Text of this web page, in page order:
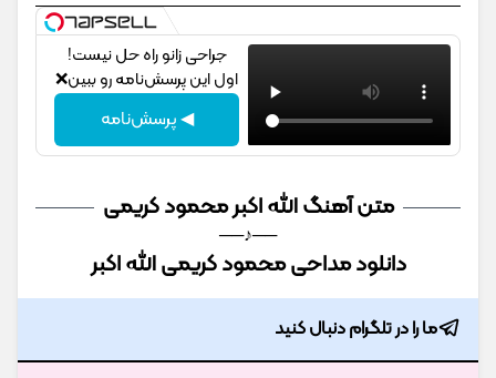
جراحی زانو راه حل نیست!
اول این پرسش‌نامه رو ببین❌
◀ پرسش‌نامه
متن آهنگ الله اکبر محمود کریمی
──♪──
دانلود مداحی محمود کریمی الله اکبر
ما را در تلگرام دنبال کنید